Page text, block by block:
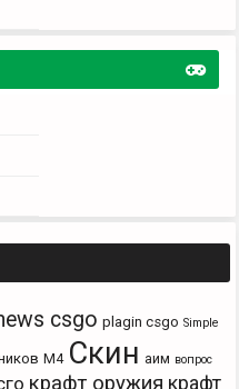
csgo plagin csgo Simple
М4 Скин аим вопрос
крафт оружия крафт